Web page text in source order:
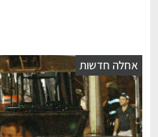
אחלה חדשות